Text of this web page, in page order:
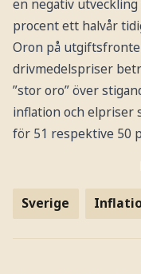
en negativ
procent ett halvår
Oron på
drivmedelspriser
”stor oro” över
inflation och elpriser
för 51 respektive 50
Sverige